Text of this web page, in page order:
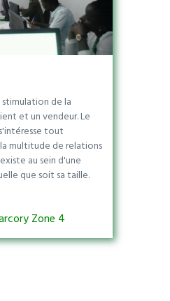
de la
et un vendeur. Le
tout
multitude de relations
au sein d'une
que soit sa taille.
Zone 4